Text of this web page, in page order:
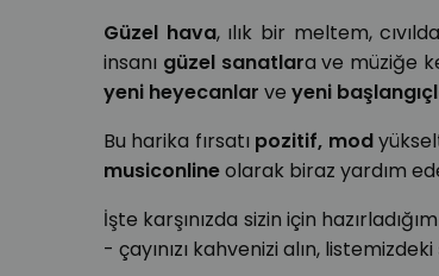
Güzel hava, ılık bir meltem,
insanı güzel sanatlara ve müziğe
yeni heyecanlar ve yeni
Bu harika fırsatı pozitif, mod
musiconlineolarak biraz yardım
İşte karşınızda sizin için
- çayınızı kahvenizi alın,